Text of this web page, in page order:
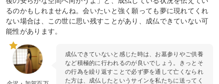
るのかもしれませんね。会いたいと強く願っても夢に現れてくれ
ない場合は、この世に思い残すことがあり、成仏できていない可
能性があります。
成仏できていないと感じた時は、お墓参りやご供養
など積極的に行われるのが良いでしょう。きっとそ
の行為を繰り返すことで必ず夢を通して亡くなられ
た方は、成仏したというサインを私たちに送ってく